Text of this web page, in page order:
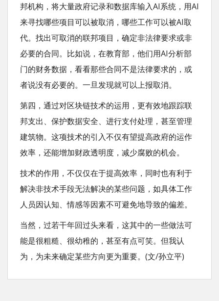
邦机构，将大量政府记录和数据库输入AI系统，用AI
来寻找哪些项目可以被取消，哪些工作可以被AI取
代。找出可取消的联邦项目，确定非法律要求或非
必要的合同。比如说，在教育部，他们用AI分析部
门的财务数据，看看那些合同不是法律要求的，或
者说没有必要的。一旦发现就可以上报取消。
第四，通过对区块链技术的运用，更有效地跟踪联
邦支出、保护数据安全、进行支付处理，甚至管理
建筑物。这项技术的引入不仅有望提高政府的运作
效率，还能增加财政透明度，减少腐败的机会。
技术的作用，不仅仅在于提高效率，同时也有利于
解决非技术手段无法解决的某些问题，如具体工作
人员因认知、情感等因素不可避免地导致的偏差。
当然，过若干年回过头来看，这其中的一些做法可
能是很粗糙、很幼稚的，甚至有点可笑。但我认
为，为未来确定某些方向更为重要。(文/孙立平)